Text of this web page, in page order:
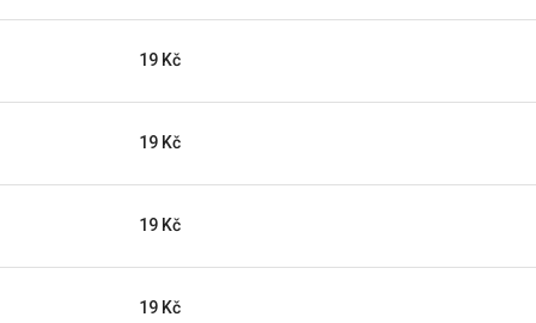
19 Kč
19 Kč
19 Kč
19 Kč